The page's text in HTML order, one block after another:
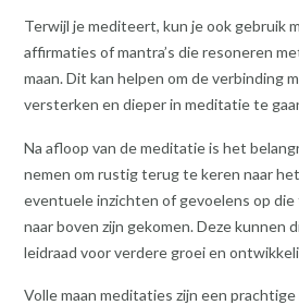
Terwijl je mediteert, kun je ook gebruik
affirmaties of mantra’s die resoneren
maan. Dit kan helpen om de verbinding
versterken en dieper in meditatie te
Na afloop van de meditatie is het
nemen om rustig terug te keren naar
eventuele inzichten of gevoelens op
naar boven zijn gekomen. Deze kunnen
leidraad voor verdere groei en
Volle maan meditaties zijn een